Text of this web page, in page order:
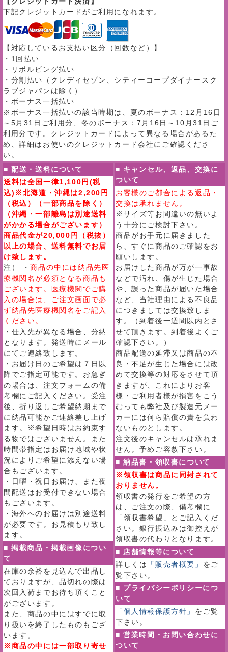
下記クレジットカードがご利用になれます。
【対応しているお支払い区分（回数など）】
・1回払い
・リボルビング払い
・分割払い（クレディセゾン、シティーコープダイナースク
ラブジャパンは除く）
・ボーナス一括払い
※ボーナス一括払いの該当時期は、夏のボーナス：12月16日
～5月31日ご利用分、冬のボーナス：7月16日～10月31日ご
利用分です。クレジットカードによって異なる場合があるた
め、詳細はお使いのクレジットカード会社にご確認くださ
い。
■ 配送・送料について
送料は全国一律1,100円(税
込)※北海道・沖縄は2,200円
（税込）（一部商品を除く）
（沖縄・一部離島は別途送料
がかかる場合がございます）
商品代金が20,000円（税抜）
以上の場合、送料無料でお届
け致します。
注） ・商品の中には納品先医
療機関名が必須となる商品も
ございます。医療機関でご購
入の場合は、ご注文画面で必
ず納品先医療機関名をご記入
ください。
・仕入先が異なる場合、分納
となります。発送時にメール
にてご連絡致します。
・お届け日のご希望は７日以
降でご指定可能です。お急ぎ
の場合は、注文フォームの備
考欄にご記入ください。受注
後、折り返しご希望納期まで
に納品可能かご連絡差し上げ
ます。※希望日時はお約束す
る物ではございません。また
時間帯指定はお届け地域や状
況によりご希望に添えない場
合もございます。
・日曜・祝日お届け、また夜
間配送はお受付できない場合
もございます。
・海外へのお届けは別途送料
が必要です。お見積もり致し
ます。
■ 掲載商品・掲載画像につい
て
在庫の余裕を見込んで出品し
ておりますが、品切れの際は
次回入荷までお待ち頂くこと
がございます。
また、商品の中にはすでに取
り扱いを終了したものもござ
います。
※商品の中には一部取り寄せ
■ キャンセル、返品、交換に
ついて
お客様のご都合による返品・
交換は承れません。
※サイズ等お間違いの無いよ
う十分にご検討下さい。
商品がお手元に届きました
ら、すぐに商品のご確認をお
願いします。
お届けした商品が万が一事故
などで汚れ、傷が生じた場合
や、誤った商品が届いた場合
など、当社理由による不良品
につきましては交換致しま
す。（到着後一週間以内とさ
せて頂きます。到着後よくご
確認下さい。）
商品配送の延滞又は商品の不
良・不足が生じた場合には改
めて交換等の対応をさせて頂
きますが、これによりお客
様・ご利用者様が損害をこう
むっても弊社及び製造元メー
カーには何ら賠償の責を負わ
ないものとします。
注文後のキャンセルは承れま
せん。予めご容赦下さい。
■ 納品書・領収書について
※領収書は商品に同封されて
おりません。
領収書の発行をご希望の方
は、ご注文の際、備考欄に
「領収書希望」とご記入くだ
さい。銀行振込みは御控えが
領収書の代わりとなります。
■ 店舗情報等について
詳しくは
「販売者概要」 をご
覧下さい。
■ プライバシーポリシーにつ
いて
「個人情報保護方針」 をご覧
下さい。
■ 営業時間・お問い合わせに
ついて